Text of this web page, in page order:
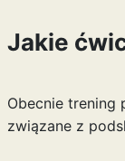
Jakie
Obecnie trening
związane z